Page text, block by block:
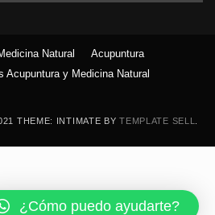
THEME: INTIMATE BYTEMPLATE SELL
Natural
Acupuntura
Acupuntura y Medicina Natural
¿Cómo puedo ayudarte?